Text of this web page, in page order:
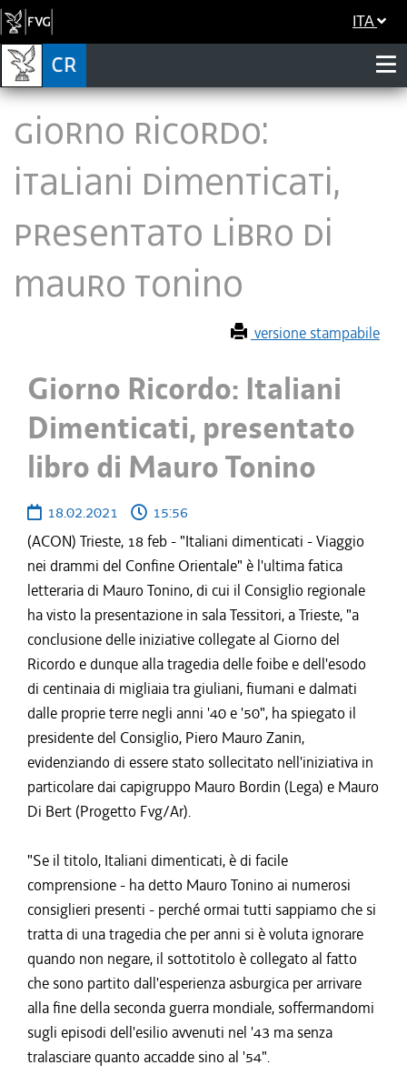
ITA
Giorno Ricordo:
Italiani Dimenticati,
presentato libro di
Mauro Tonino
versione stampabile
Giorno Ricordo: Italiani
Dimenticati, presentato
libro di Mauro Tonino
18.02.2021
15:56
(ACON) Trieste, 18 feb - "Italiani dimenticati - Viaggio
nei drammi del Confine Orientale" è l'ultima fatica
letteraria di Mauro Tonino, di cui il Consiglio regionale
ha visto la presentazione in sala Tessitori, a Trieste, "a
conclusione delle iniziative collegate al Giorno del
Ricordo e dunque alla tragedia delle foibe e dell'esodo
di centinaia di migliaia tra giuliani, fiumani e dalmati
dalle proprie terre negli anni '40 e '50", ha spiegato il
presidente del Consiglio, Piero Mauro Zanin,
evidenziando di essere stato sollecitato nell'iniziativa in
particolare dai capigruppo Mauro Bordin (Lega) e Mauro
Di Bert (Progetto Fvg/Ar).
"Se il titolo, Italiani dimenticati, è di facile
comprensione - ha detto Mauro Tonino ai numerosi
consiglieri presenti - perché ormai tutti sappiamo che si
tratta di una tragedia che per anni si è voluta ignorare
quando non negare, il sottotitolo è collegato al fatto
che sono partito dall'esperienza asburgica per arrivare
alla fine della seconda guerra mondiale, soffermandomi
sugli episodi dell'esilio avvenuti nel '43 ma senza
tralasciare quanto accadde sino al '54".